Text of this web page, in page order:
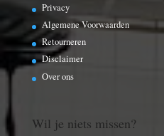
Privacy
Algemene Voorwaarden
Retourneren
Disclaimer
Over ons
Wil je niets missen?